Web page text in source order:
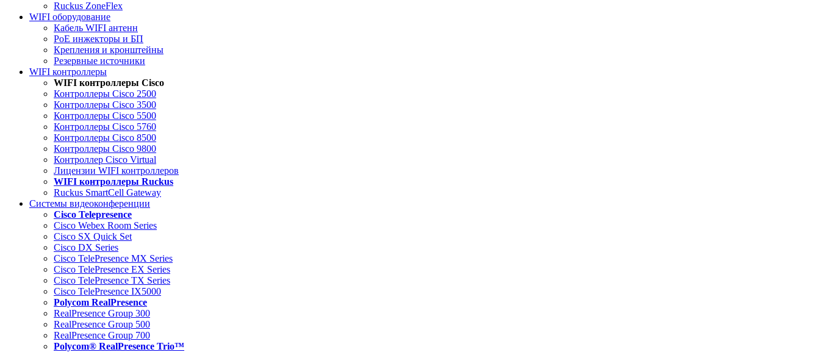
Ruckus ZoneFlex
WIFI оборудование
Кабель WIFI антенн
PoE инжекторы и БП
Крепления и кронштейны
Резервные источники
WIFI контроллеры
WIFI контроллеры Cisco
Контроллеры Cisco 2500
Контроллеры Cisco 3500
Контроллеры Cisco 5500
Контроллеры Cisco 5760
Контроллеры Cisco 8500
Контроллеры Cisco 9800
Контроллер Cisco Virtual
Лицензии WIFI контроллеров
WIFI контроллеры Ruckus
Ruckus SmartCell Gateway
Системы видеоконференции
Cisco Telepresence
Cisco Webex Room Series
Cisco SX Quick Set
Cisco DX Series
Cisco TelePresence MX Series
Cisco TelePresence EX Series
Cisco TelePresence TX Series
Cisco TelePresence IX5000
Polycom RealPresence
RealPresence Group 300
RealPresence Group 500
RealPresence Group 700
Polycom® RealPresence Trio™